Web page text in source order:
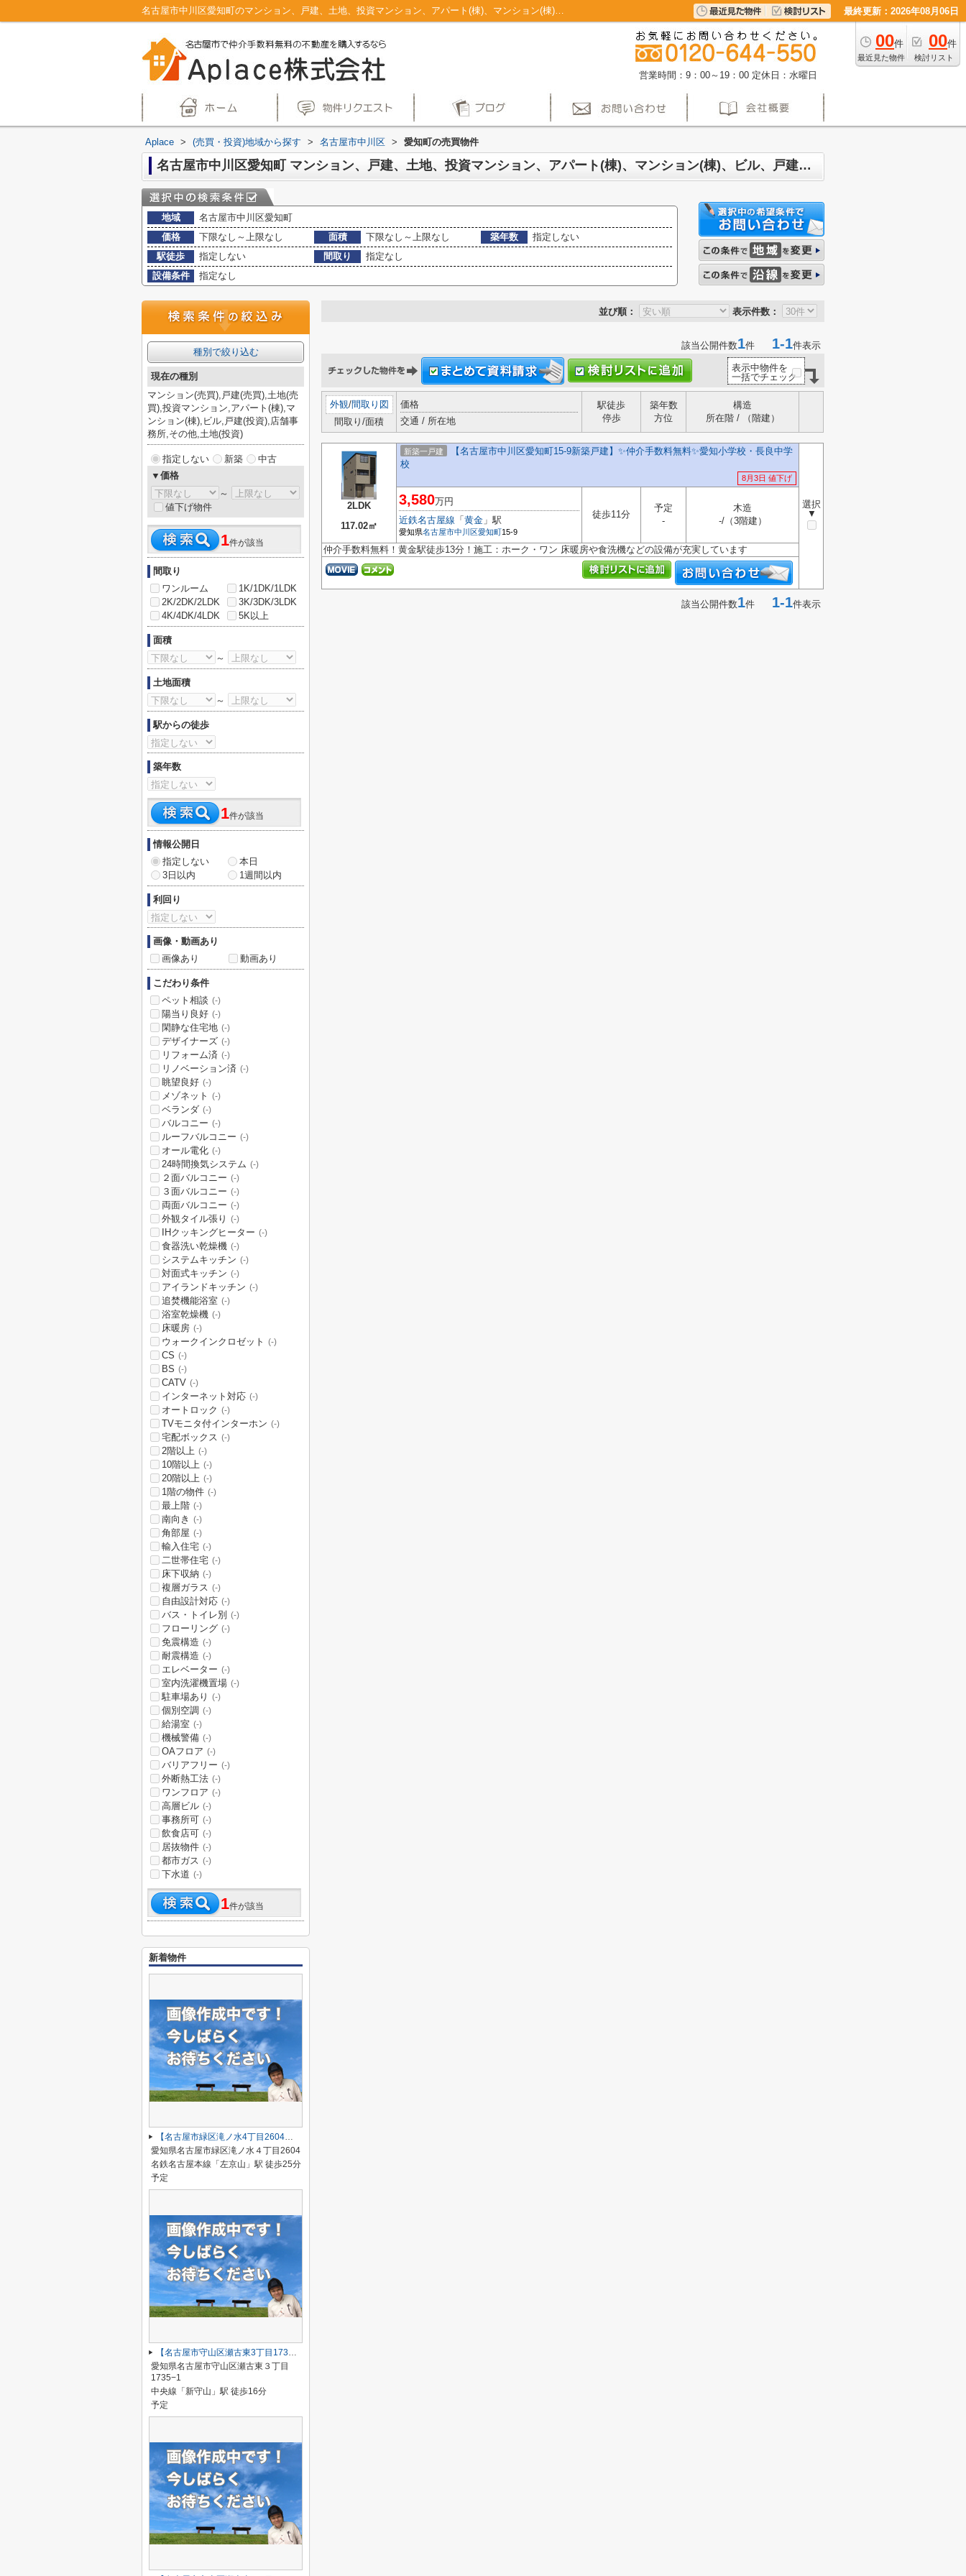
名古屋市中川区愛知町のマンション、戸建、土地、投資マンション、アパート(棟)、マンション(棟)、ビル、戸建、店舗事務所、その他、土地一覧｜仲介手数料無料！名古屋市で新築戸建てを探すならAplace 最終更新：2026年08月06日
00件
最近見た物件
00件
検討リスト
営業時間：9：00～19：00 定休日：水曜日
Aplace > (売買・投資)地域から探す > 名古屋市中川区 > 愛知町の売買物件
名古屋市中川区愛知町 マンション、戸建、土地、投資マンション、アパート(棟)、マンション(棟)、ビル、戸建、店舗事務所、その他、土地一覧
地域
名古屋市中川区愛知町
価格
下限なし～上限なし 面積 下限なし～上限なし 築年数
指定しない
駅徒歩
指定しない 間取り
指定なし
設備条件
指定なし
並び順： 表示件数：
該当公開件数1件 1-1件表示
表示中物件を
一括でチェック
外観/間取り図
間取り/面積
価格
交通 / 所在地
駅徒歩
停歩
築年数
方位
構造
所在階 / （階建）
2LDK
117.02㎡
新築一戸建
【名古屋市中川区愛知町15-9新築戸建】✨️仲介手数料無料✨️愛知小学校・長良中学
校
8月3日 値下げ
選択
▼
3,580万円
近鉄名古屋線 「 黄金 」駅
愛知県名古屋市中川区愛知町15-9
徒歩11分
予定
-
木造
-/（3階建）
仲介手数料無料！黄金駅徒歩13分！施工：ホーク・ワン 床暖房や食洗機などの設備が充実しています
該当公開件数1件 1-1件表示
種別で絞り込む
現在の種別
マンション(売買),戸建(売買),土地(売
買),投資マンション,アパート(棟),マ
ンション(棟),ビル,戸建(投資),店舗事
務所,その他,土地(投資)
指定しない 新築
中古
▼価格
～
値下げ物件
1件が該当
間取り
ワンルーム
1K/1DK/1LDK
2K/2DK/2LDK
3K/3DK/3LDK
4K/4DK/4LDK
5K以上
面積
～
土地面積
～
駅からの徒歩
築年数
1件が該当
情報公開日
指定しない
本日
3日以内
1週間以内
利回り
画像・動画あり
画像あり
動画あり
こだわり条件
ペット相談 (-)
陽当り良好 (-)
閑静な住宅地 (-)
デザイナーズ (-)
リフォーム済 (-)
リノベーション済 (-)
眺望良好 (-)
メゾネット (-)
ベランダ (-)
バルコニー (-)
ルーフバルコニー (-)
オール電化 (-)
24時間換気システム (-)
２面バルコニー (-)
３面バルコニー (-)
両面バルコニー (-)
外観タイル張り (-)
IHクッキングヒーター (-)
食器洗い乾燥機 (-)
システムキッチン (-)
対面式キッチン (-)
アイランドキッチン (-)
追焚機能浴室 (-)
浴室乾燥機 (-)
床暖房 (-)
ウォークインクロゼット (-)
CS (-)
BS (-)
CATV (-)
インターネット対応 (-)
オートロック (-)
TVモニタ付インターホン (-)
宅配ボックス (-)
2階以上 (-)
10階以上 (-)
20階以上 (-)
1階の物件 (-)
最上階 (-)
南向き (-)
角部屋 (-)
輸入住宅 (-)
二世帯住宅 (-)
床下収納 (-)
複層ガラス (-)
自由設計対応 (-)
バス・トイレ別 (-)
フローリング (-)
免震構造 (-)
耐震構造 (-)
エレベーター (-)
室内洗濯機置場 (-)
駐車場あり (-)
個別空調 (-)
給湯室 (-)
機械警備 (-)
OAフロア (-)
バリアフリー (-)
外断熱工法 (-)
ワンフロア (-)
高層ビル (-)
事務所可 (-)
飲食店可 (-)
居抜物件 (-)
都市ガス (-)
下水道 (-)
1件が該当
新着物件
【名古屋市緑区滝ノ水4丁目2604新築戸建】仲介手数料無料！小坂小学校・滝ノ水中学校
愛知県名古屋市緑区滝ノ水４丁目2604
名鉄名古屋本線「左京山」駅 徒歩25分
予定
【名古屋市守山区瀬古東3丁目1735−1新築戸建5号棟】仲介手数料無料！瀬古小学校・守山西中学校
愛知県名古屋市守山区瀬古東３丁目
1735−1
中央線「新守山」駅 徒歩16分
予定